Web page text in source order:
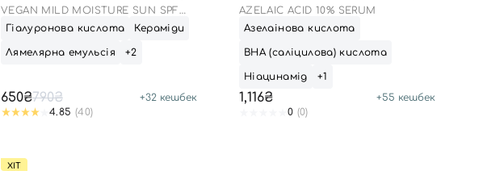
23.03.2027 50 МЛ
VEGAN MILD MOISTURE SUN SPF
50+ PA++++
Гіалуронова кислота Кераміди
Лямелярна емульсія +2
650₴790₴ +32кешбек
4.85 (40)
МЛ
AZELAIC ACID 10% SERUM
Азелаінова кислота
ВНА (саліцилова) кислота
Ніацинамід +1
1,116₴ +55 кешбек
0 (0)
ХІТ